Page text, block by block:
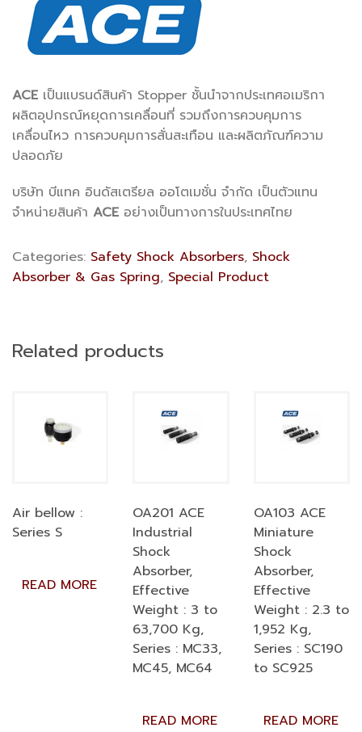
ACE เป็นแบรนด์สินค้า Stopper ชั้นนำจากประเทศอเมริกา
ผลิตอุปกรณ์หยุดการเคลื่อนที่ รวมถึงการควบคุมการ
เคลื่อนไหว การควบคุมการสั่นสะเทือน และผลิตภัณฑ์ความ
ปลอดภัย
บริษัท บีแทค อินดัสเตรียล ออโตเมชั่น จำกัด เป็นตัวแทน
จำหน่ายสินค้า ACE อย่างเป็นทางการในประเทศไทย
Categories: Safety Shock Absorbers, Shock
Absorber & Gas Spring, Special Product
Related products
Air bellow :
Series S
READ MORE
OA201 ACE
Industrial
Shock
Absorber,
Effective
Weight : 3 to
63,700 Kg,
Series : MC33,
MC45, MC64
READ MORE
OA103 ACE
Miniature
Shock
Absorber,
Effective
Weight : 2.3 to
1,952 Kg,
Series : SC190
to SC925
READ MORE